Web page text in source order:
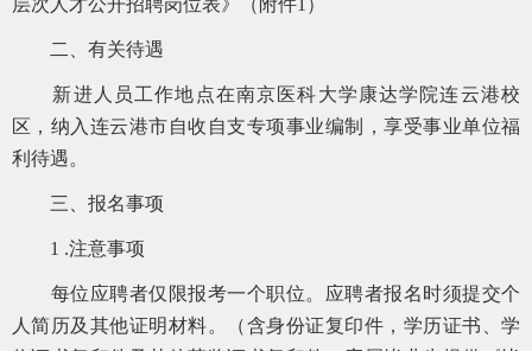
层次人才公开招聘岗位表》（附件1）
二、有关待遇
新进人员工作地点在南京医科大学康达学院连云港校
区，纳入连云港市自收自支专项事业编制，享受事业单位福
利待遇。
三、报名事项
1 .注意事项
每位应聘者仅限报考一个职位。应聘者报名时须提交个
人简历及其他证明材料。（含身份证复印件，学历证书、学